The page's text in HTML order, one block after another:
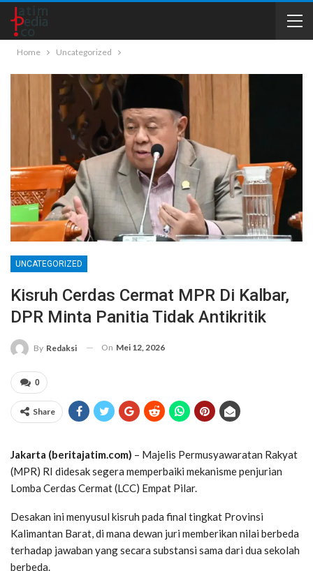
Home Uncategorized
UNCATEGORIZED
Kisruh Cerdas Cermat MPR Di Kalbar,
DPR Minta Panitia Tidak Antikritik
By Redaksi On Mei 12, 2026
0
Share
Jakarta (beritajatim.com) – Majelis Permusyawaratan Rakyat
(MPR) RI didesak segera memperbaiki mekanisme penjurian
Lomba Cerdas Cermat (LCC) Empat Pilar.
Desakan ini menyusul kisruh pada final tingkat Provinsi
Kalimantan Barat, di mana dewan juri memberikan nilai berbeda
terhadap jawaban yang secara substansi sama dari dua sekolah
berbeda.